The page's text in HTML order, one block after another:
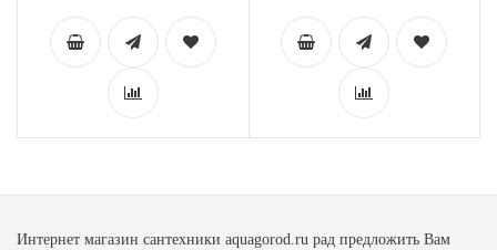
Интернет магазин сантехники aquagorod.ru рад предложить Вам